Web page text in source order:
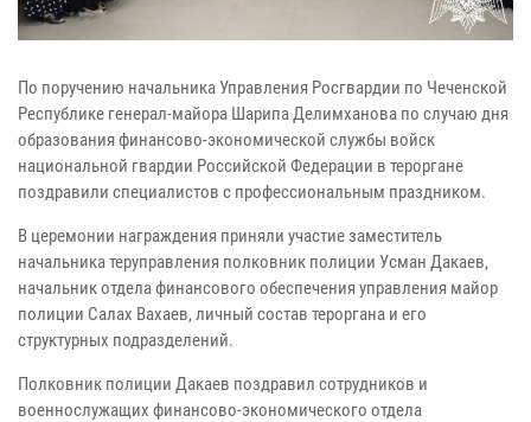
По поручению начальника Управления Росгвардии по Чеченской
Республике генерал-майора Шарипа Делимханова по случаю дня
образования финансово-экономической службы войск
национальной гвардии Российской Федерации в тероргане
поздравили специалистов с профессиональным праздником.
В церемонии награждения приняли участие заместитель
начальника теруправления полковник полиции Усман Дакаев,
начальник отдела финансового обеспечения управления майор
полиции Салах Вахаев, личный состав тероргана и его
структурных подразделений.
Полковник полиции Дакаев поздравил сотрудников и
военнослужащих финансово-экономического отдела